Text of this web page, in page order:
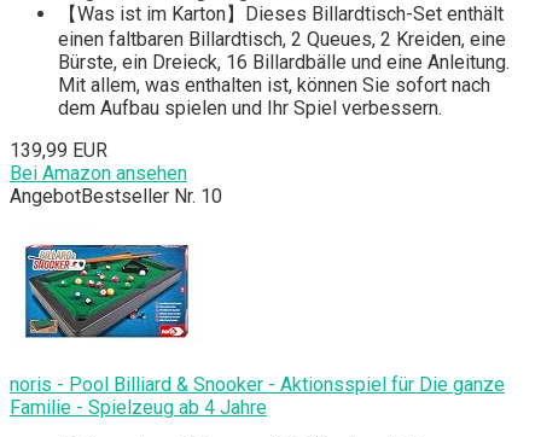
【Was ist im Karton】Dieses Billardtisch-Set enthält
einen faltbaren Billardtisch, 2 Queues, 2 Kreiden, eine
Bürste, ein Dreieck, 16 Billardbälle und eine Anleitung.
Mit allem, was enthalten ist, können Sie sofort nach
dem Aufbau spielen und Ihr Spiel verbessern.
139,99 EUR
Bei Amazon ansehen
AngebotBestseller Nr. 10
noris - Pool Billiard & Snooker - Aktionsspiel für Die ganze
Familie - Spielzeug ab 4 Jahre